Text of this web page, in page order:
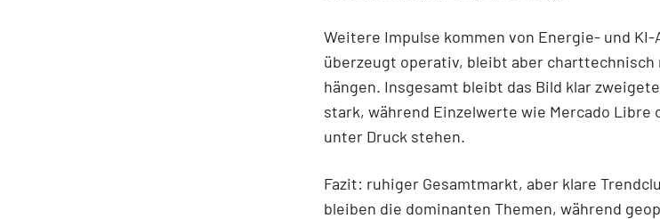
Weitere Impulse kommen von Energie- und
überzeugt operativ, bleibt aber charttechnisch
hängen. Insgesamt bleibt das Bild klar
stark, während Einzelwerte wie Mercado
unter Druck stehen.
Fazit: ruhiger Gesamtmarkt, aber klare
bleiben die dominanten Themen, während